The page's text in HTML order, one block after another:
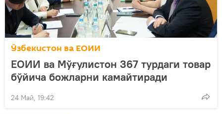
Ўзбекистон ва ЕОИИ
ЕОИИ ва Мўғулистон 367 турдаги товар
бўйича божларни камайтиради
24 Май, 19:42